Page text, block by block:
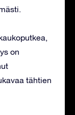
on
tähtien